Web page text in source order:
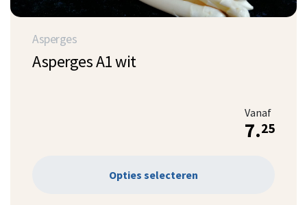
Asperges
Asperges A1 wit
Vanaf
7.25
Opties selecteren